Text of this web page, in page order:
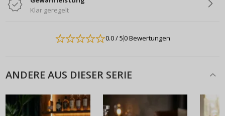
Klar geregelt
0.0/ 50 Bewertungen
ANDERE AUS DIESER SERIE